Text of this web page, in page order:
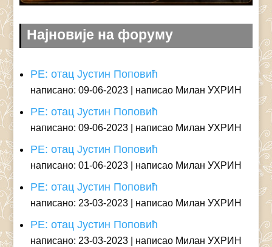
Најновије на форуму
РЕ: отац Јустин Поповић
написано: 09-06-2023 написао Милан УХРИН
РЕ: отац Јустин Поповић
написано: 09-06-2023 написао Милан УХРИН
РЕ: отац Јустин Поповић
написано: 01-06-2023 написао Милан УХРИН
РЕ: отац Јустин Поповић
написано: 23-03-2023 написао Милан УХРИН
РЕ: отац Јустин Поповић
написано: 23-03-2023 написао Милан УХРИН